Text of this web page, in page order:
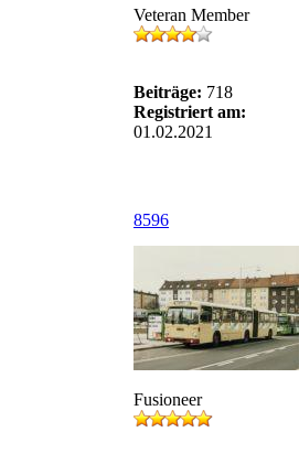
Veteran Member
Beiträge: 718
Registriert am:
01.02.2021
8596
Fusioneer